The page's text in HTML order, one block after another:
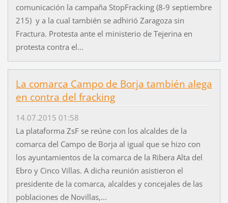
comunicación la campaña StopFracking (8-9 septiembre
215) y a la cual también se adhirió Zaragoza sin
Fractura. Protesta ante el ministerio de Tejerina en
protesta contra el...
La comarca Campo de Borja también alega
en contra del fracking
14.07.2015 01:58
La plataforma ZsF se reúne con los alcaldes de la
comarca del Campo de Borja al igual que se hizo con
los ayuntamientos de la comarca de la Ribera Alta del
Ebro y Cinco Villas. A dicha reunión asistieron el
presidente de la comarca, alcaldes y concejales de las
poblaciones de Novillas,...